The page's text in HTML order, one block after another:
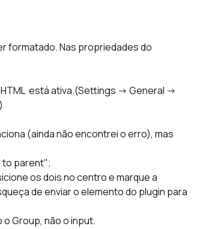
formatado. Nas propriedades do
está ativa.(Settings -> General ->
(ainda não encontrei o erro), mas
to parent";
os dois no centro e marque a
de enviar o elemento do plugin para
Group, não o input.